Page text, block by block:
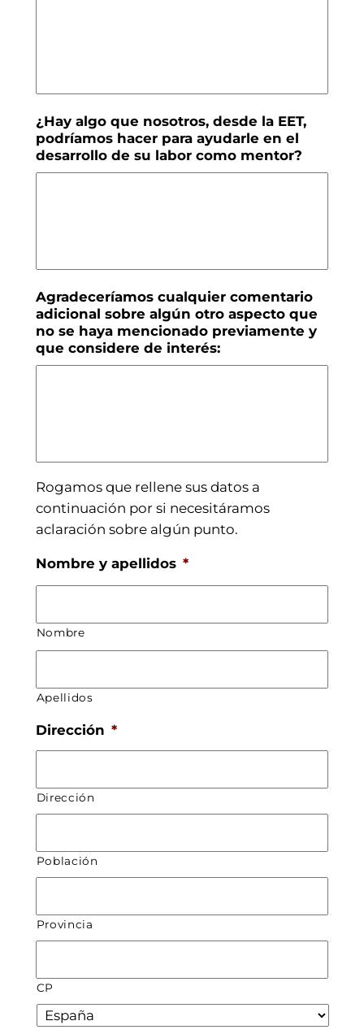
¿Hay algo que nosotros, desde la EET,
podríamos hacer para ayudarle en el
desarrollo de su labor como mentor?
Agradeceríamos cualquier comentario
adicional sobre algún otro aspecto que
no se haya mencionado previamente y
que considere de interés:
Rogamos que rellene sus datos a
continuación por si necesitáramos
aclaración sobre algún punto.
Nombre y apellidos *
Nombre
Apellidos
Dirección *
Dirección
Población
Provincia
CP